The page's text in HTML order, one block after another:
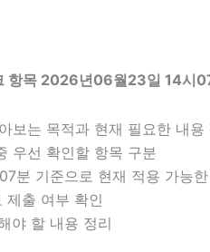
항목 2026년06월23일 14시
보는 목적과 현재 필요한 내용
우선 확인할 항목 구분
분 기준으로 현재 적용 가능
제출 여부 확인
야 할 내용 정리